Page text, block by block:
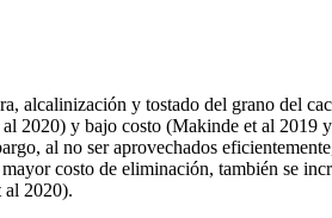
alcalinización y tostado del grano del
2020) y bajo costo (Makinde et al 2019
al no ser aprovechados
costo de eliminación, también se
al 2020).